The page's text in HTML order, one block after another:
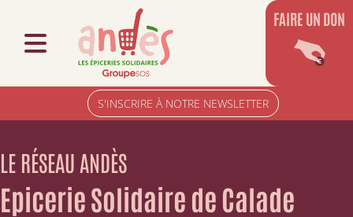
S'INSCRIRE À NOTRE NEWSLETTER
FAIRE UN DON
LE RÉSEAU ANDÈS
Epicerie Solidaire de Calade